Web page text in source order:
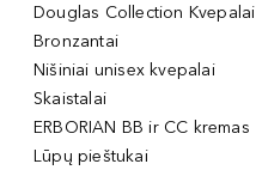
Douglas Collection Kvepalai
Bronzantai
Nišiniai unisex kvepalai
Skaistalai
ERBORIAN BB ir CC kremas
Lūpų pieštukai